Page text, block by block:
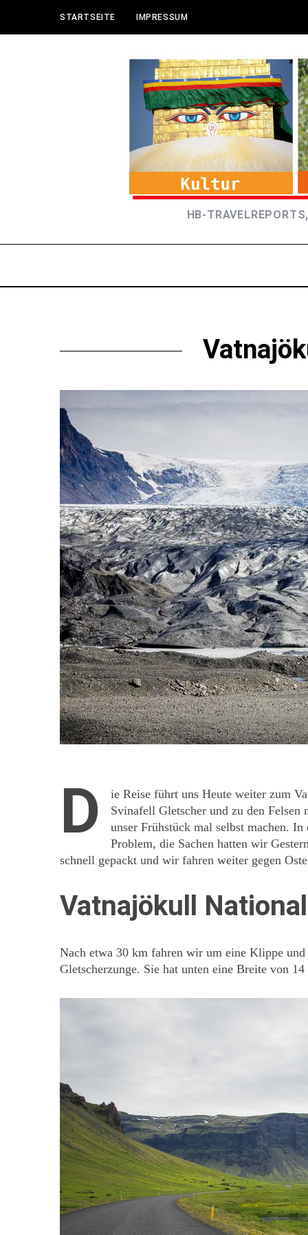
STARTSEITE IMPRESSUM
HB-
D
ie Reise führt uns Heute weiter zum
Svinafell Gletscher und zu den
unser Frühstück mal selbst machen.
Problem, die Sachen hatten wir
schnell gepackt und wir fahren weiter gegen
Vatnajökull
Nach etwa 30 km fahren wir um eine Klippe
Gletscherzunge. Sie hat unten eine Breite von 14